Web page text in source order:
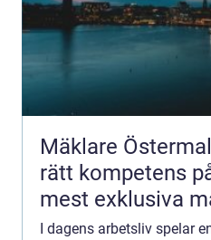
Mäklare
rätt kompetens
mest exklusiva
I dagens arbetsliv spelar